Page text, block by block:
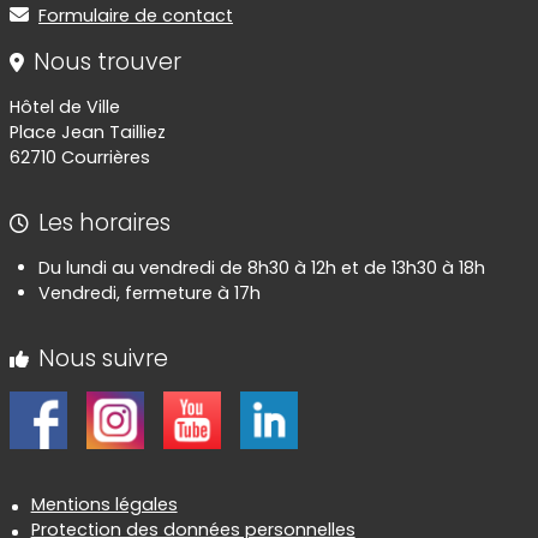
Formulaire de contact
Nous trouver
Hôtel de Ville
Place Jean Tailliez
62710 Courrières
Les horaires
Du lundi au vendredi de 8h30 à 12h et de 13h30 à 18h
Vendredi, fermeture à 17h
Nous suivre
Informations réglementaires
Mentions légales
Protection des données personnelles